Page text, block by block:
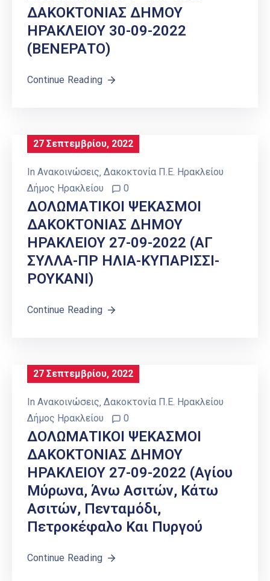
ΔΑΚΟΚΤΟΝΙΑΣ ΔΗΜΟΥ
ΗΡΑΚΛΕΙΟΥ 30-09-2022
(ΒΕΝΕΡΑΤΟ)
Continue Reading
27 Σεπτεμβρίου, 2022
In Ανακοινώσεις‚ Δακοκτονία Π.Ε. Ηρακλείου
Δήμος Ηρακλείου
0
ΔΟΛΩΜΑΤΙΚΟΙ ΨΕΚΑΣΜΟΙ
ΔΑΚΟΚΤΟΝΙΑΣ ΔΗΜΟΥ
ΗΡΑΚΛΕΙΟΥ 27-09-2022 (ΑΓ
ΣΥΛΛΑ-ΠΡ ΗΛΙΑ-ΚΥΠΑΡΙΣΣΙ-
ΡΟΥΚΑΝΙ)
Continue Reading
27 Σεπτεμβρίου, 2022
In Ανακοινώσεις‚ Δακοκτονία Π.Ε. Ηρακλείου
Δήμος Ηρακλείου
0
ΔΟΛΩΜΑΤΙΚΟΙ ΨΕΚΑΣΜΟΙ
ΔΑΚΟΚΤΟΝΙΑΣ ΔΗΜΟΥ
ΗΡΑΚΛΕΙΟΥ 27-09-2022 (Αγίου
Μύρωνα, Άνω Ασιτών, Κάτω
Ασιτών, Πενταμόδι,
Πετροκέφαλο Και Πυργού
Continue Reading